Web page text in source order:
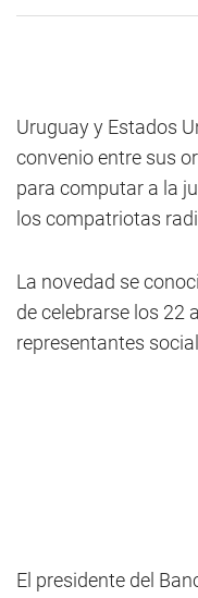
Uruguay y Estados
convenio entre sus
para computar a la
los compatriotas
La novedad se
de celebrarse los 22
representantes
El presidente del